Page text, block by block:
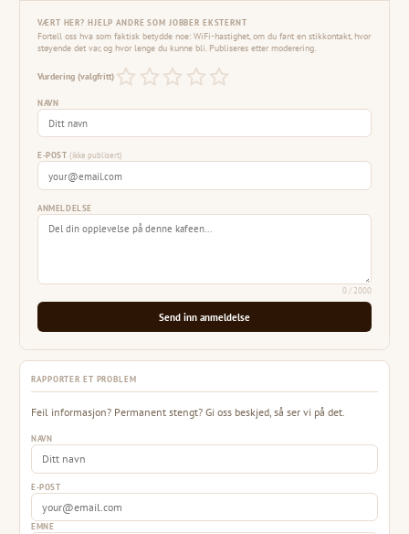
VÆRT HER? HJELP ANDRE SOM JOBBER EKSTERNT
Fortell oss hva som faktisk betydde noe: WiFi-hastighet, om du fant en stikkontakt, hvor
støyende det var, og hvor lenge du kunne bli. Publiseres etter moderering.
Vurdering (valgfritt)
NAVN
E-POST(ikke publisert)
ANMELDELSE
0/ 2000
Send inn anmeldelse
RAPPORTER ET PROBLEM
Feil informasjon? Permanent stengt? Gi oss beskjed, så ser vi på det.
NAVN
E-POST
EMNE